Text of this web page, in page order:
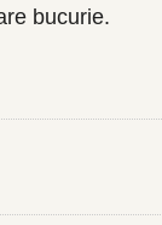
bucurie.